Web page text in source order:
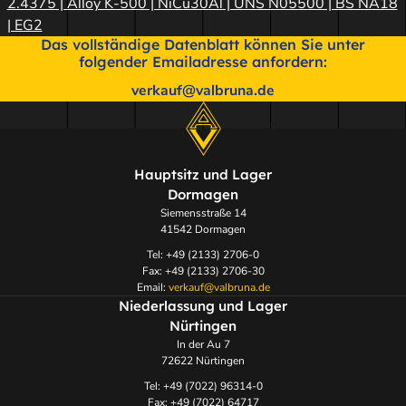
| EG2
Das vollständige Datenblatt können Sie unter
folgender Emailadresse anfordern:
verkauf@valbruna.de
Hauptsitz und Lager
Dormagen
Siemensstraße 14
41542 Dormagen
Tel: +49 (2133) 2706-0
Fax: +49 (2133) 2706-30
Email: verkauf@valbruna.de
Niederlassung und Lager
Nürtingen
In der Au 7
72622 Nürtingen
Tel: +49 (7022) 96314-0
Fax: +49 (7022) 64717